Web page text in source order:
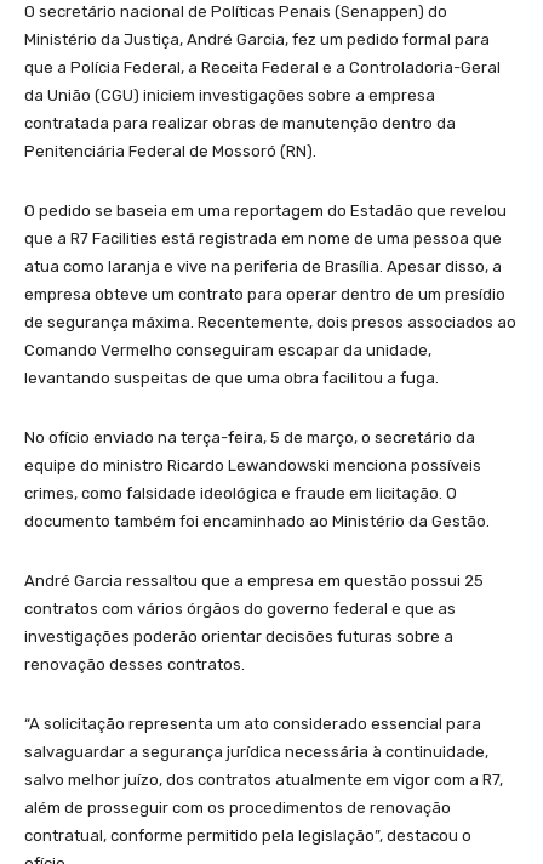
O secretário nacional de Políticas Penais (Senappen) do
Ministério da Justiça, André Garcia, fez um pedido formal para
que a Polícia Federal, a Receita Federal e a Controladoria-Geral
da União (CGU) iniciem investigações sobre a empresa
contratada para realizar obras de manutenção dentro da
Penitenciária Federal de Mossoró (RN).
O pedido se baseia em uma reportagem do Estadão que revelou
que a R7 Facilities está registrada em nome de uma pessoa que
atua como laranja e vive na periferia de Brasília. Apesar disso, a
empresa obteve um contrato para operar dentro de um presídio
de segurança máxima. Recentemente, dois presos associados ao
Comando Vermelho conseguiram escapar da unidade,
levantando suspeitas de que uma obra facilitou a fuga.
No ofício enviado na terça-feira, 5 de março, o secretário da
equipe do ministro Ricardo Lewandowski menciona possíveis
crimes, como falsidade ideológica e fraude em licitação. O
documento também foi encaminhado ao Ministério da Gestão.
André Garcia ressaltou que a empresa em questão possui 25
contratos com vários órgãos do governo federal e que as
investigações poderão orientar decisões futuras sobre a
renovação desses contratos.
“A solicitação representa um ato considerado essencial para
salvaguardar a segurança jurídica necessária à continuidade,
salvo melhor juízo, dos contratos atualmente em vigor com a R7,
além de prosseguir com os procedimentos de renovação
contratual, conforme permitido pela legislação”, destacou o